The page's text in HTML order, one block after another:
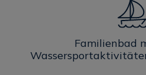
Familienbad